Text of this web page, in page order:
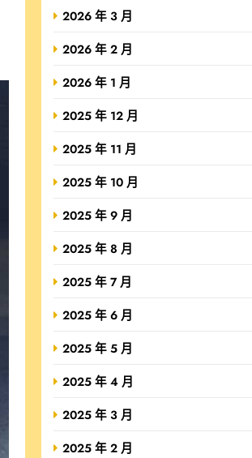
2026 年 3 月
2026 年 2 月
2026 年 1 月
2025 年 12 月
2025 年 11 月
2025 年 10 月
2025 年 9 月
2025 年 8 月
2025 年 7 月
2025 年 6 月
2025 年 5 月
2025 年 4 月
2025 年 3 月
2025 年 2 月